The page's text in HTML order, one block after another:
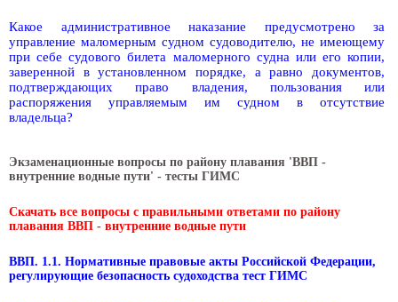
Какое административное наказание предусмотрено за
управление маломерным судном судоводителю, не имеющему
при себе судового билета маломерного судна или его копии,
заверенной в установленном порядке, а равно документов,
подтверждающих право владения, пользования или
распоряжения управляемым им судном в отсутствие
владельца?
Экзаменационные вопросы по району плавания 'ВВП -
внутренние водные пути' - тесты ГИМС
Скачать все вопросы с правильными ответами по району
плавания ВВП - внутренние водные пути
ВВП. 1.1. Нормативные правовые акты Российской Федерации,
регулирующие безопасность судоходства тест ГИМС